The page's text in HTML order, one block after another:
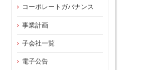
コーポレートガバナンス
事業計画
子会社一覧
電子公告